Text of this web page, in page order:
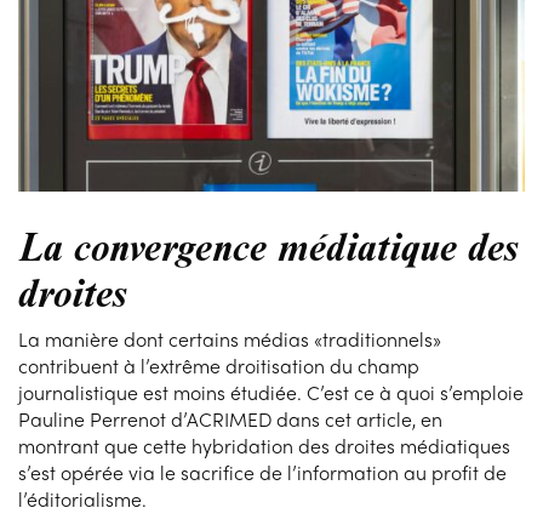
La convergence médiatique des
droites
La manière dont certains médias «traditionnels»
contribuent à l’extrême droitisation du champ
journalistique est moins étudiée. C’est ce à quoi s’emploie
Pauline Perrenot d’ACRIMED dans cet article, en
montrant que cette hybridation des droites médiatiques
s’est opérée via le sacrifice de l’information au profit de
l’éditorialisme.